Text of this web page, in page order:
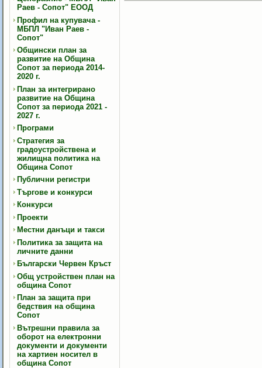
Раев - Сопот" ЕООД
Профил на купувача -
МБПЛ "Иван Раев -
Сопот"
Общински план за
развитие на Община
Сопот за периода 2014-
2020 г.
План за интегрирано
развитие на Община
Сопот за периода 2021 -
2027 г.
Програми
Стратегия за
градоустройствена и
жилищна политика на
Община Сопот
Публични регистри
Търгове и конкурси
Конкурси
Проекти
Местни данъци и такси
Политика за защита на
личните данни
Български Червен Кръст
Общ устройствен план на
община Сопот
План за защита при
бедствия на община
Сопот
Вътрешни правила за
оборот на електронни
документи и документи
на хартиен носител в
община Сопот